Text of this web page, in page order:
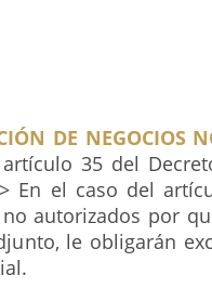
DE NEGOCIOS
35 del
En el caso del
autorizados por
le obligarán